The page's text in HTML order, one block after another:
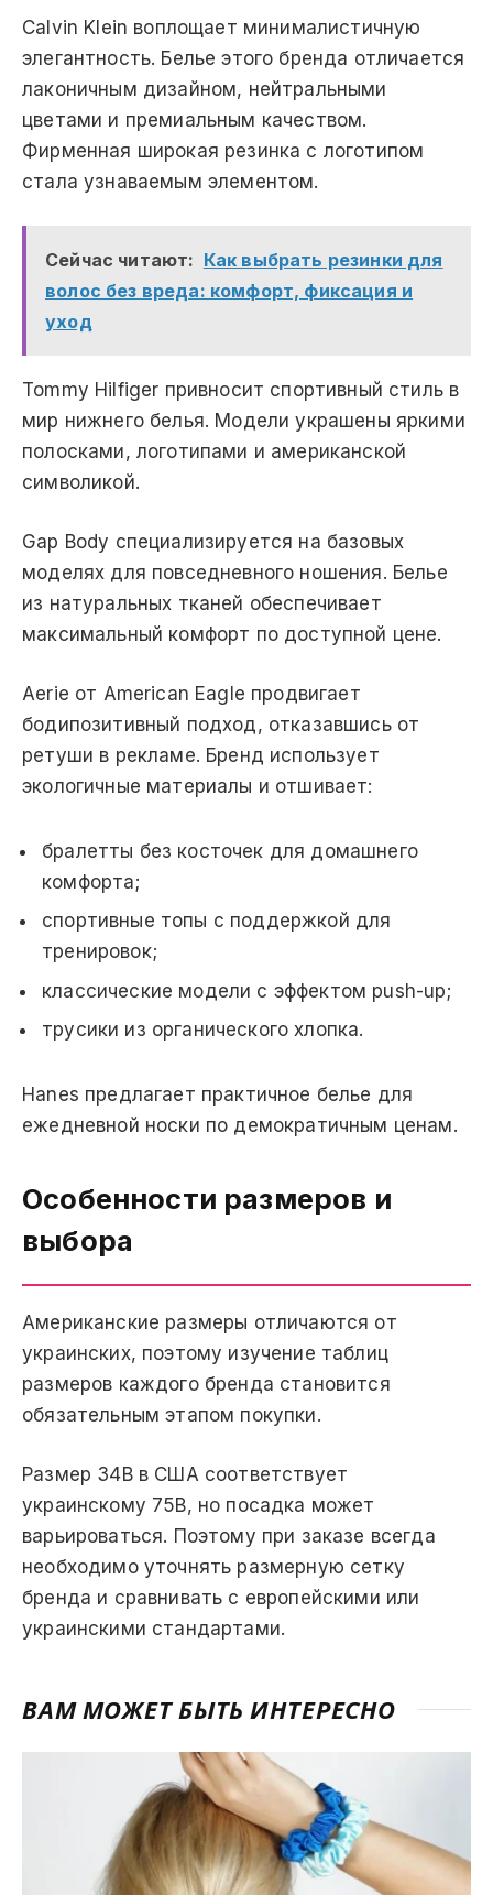
Calvin Klein воплощает минималистичную
элегантность. Белье этого бренда отличается
лаконичным дизайном, нейтральными
цветами и премиальным качеством.
Фирменная широкая резинка с логотипом
стала узнаваемым элементом.
Сейчас читают: Как выбрать резинки для
волос без вреда: комфорт, фиксация и
уход
Tommy Hilfiger привносит спортивный стиль в
мир нижнего белья. Модели украшены яркими
полосками, логотипами и американской
символикой.
Gap Body специализируется на базовых
моделях для повседневного ношения. Белье
из натуральных тканей обеспечивает
максимальный комфорт по доступной цене.
Aerie от American Eagle продвигает
бодипозитивный подход, отказавшись от
ретуши в рекламе. Бренд использует
экологичные материалы и отшивает:
бралетты без косточек для домашнего
комфорта;
спортивные топы с поддержкой для
тренировок;
классические модели с эффектом push-up;
трусики из органического хлопка.
Hanes предлагает практичное белье для
ежедневной носки по демократичным ценам.
Особенности размеров и
выбора
Американские размеры отличаются от
украинских, поэтому изучение таблиц
размеров каждого бренда становится
обязательным этапом покупки.
Размер 34B в США соответствует
украинскому 75B, но посадка может
варьироваться. Поэтому при заказе всегда
необходимо уточнять размерную сетку
бренда и сравнивать с европейскими или
украинскими стандартами.
ВАМ МОЖЕТ БЫТЬ ИНТЕРЕСНО